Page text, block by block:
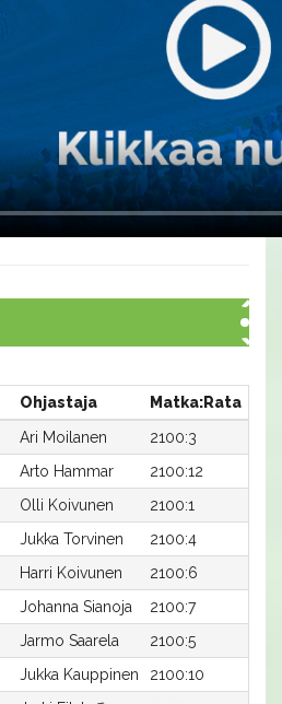
Ohjastaja Matka:Rata
Ari Moilanen 2100:3
Arto Hammar 2100:12
Olli Koivunen 2100:1
Jukka Torvinen 2100:4
Harri Koivunen 2100:6
Johanna Sianoja 2100:7
Jarmo Saarela 2100:5
Jukka Kauppinen 2100:10